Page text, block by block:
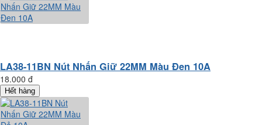
LA38-11BN Nút Nhấn Giữ 22MM Màu Đen 10A
18.000 đ
Hết hàng